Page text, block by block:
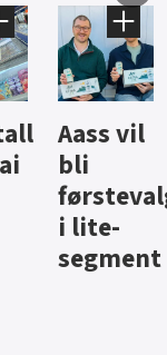
Hard
iste fra
Hansa